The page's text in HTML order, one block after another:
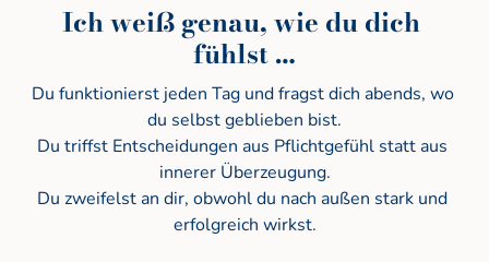
Ich weiß genau, wie du dich
fühlst …
Du funktionierst jeden Tag und fragst dich abends, wo
du selbst geblieben bist.
Du triffst Entscheidungen aus Pflichtgefühl statt aus
innerer Überzeugung.
Du zweifelst an dir, obwohl du nach außen stark und
erfolgreich wirkst.